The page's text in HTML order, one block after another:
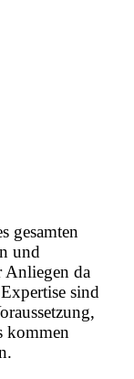
gesamten
und
Anliegen da
sind
kommen